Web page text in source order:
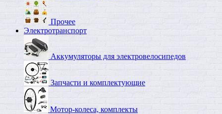
Прочее
Электротранспорт
Аккумуляторы для электровелосипедов
Запчасти и комплектующие
Мотор-колеса, комплекты